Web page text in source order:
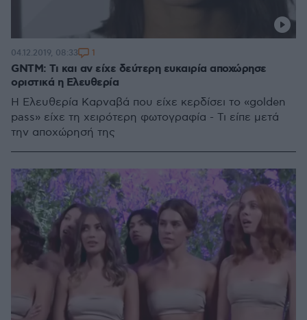
GNTM: Τι και αν είχε δεύτερη ευκαιρία αποχώρησε
οριστικά η Ελευθερία
Η Ελευθερία Καρναβά που είχε κερδίσει το «golden
pass» είχε τη χειρότερη φωτογραφία - Τι είπε μετά
την αποχώρησή της
04.12.2019, 08:33 1